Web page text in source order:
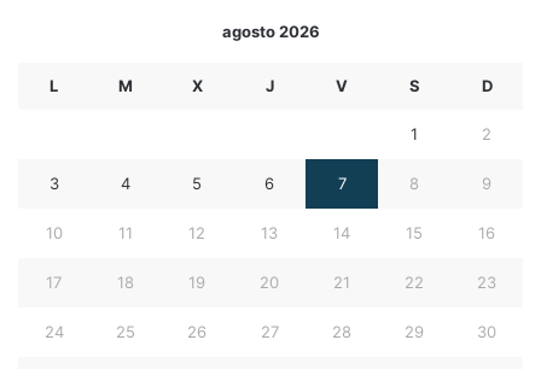
agosto 2026
L M X J V S D
1 2
3 4 5 6 7 8 9
10 11 12 13 14 15 16
17 18 19 20 21 22 23
24 25 26 27 28 29 30